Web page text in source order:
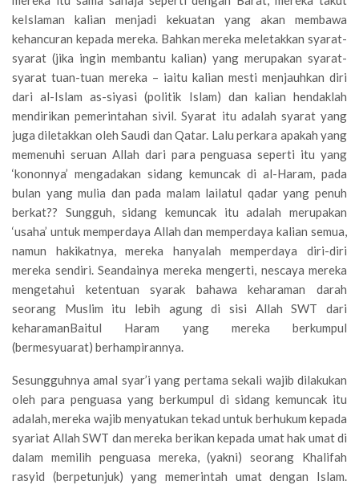
keIslaman kalian menjadi kekuatan yang akan membawa
kehancuran kepada mereka. Bahkan mereka meletakkan syarat-
syarat (jika ingin membantu kalian) yang merupakan syarat-
syarat tuan-tuan mereka – iaitu kalian mesti menjauhkan diri
dari al-Islam as-siyasi (politik Islam) dan kalian hendaklah
mendirikan pemerintahan sivil. Syarat itu adalah syarat yang
juga diletakkan oleh Saudi dan Qatar. Lalu perkara apakah yang
memenuhi seruan Allah dari para penguasa seperti itu yang
‘kononnya’ mengadakan sidang kemuncak di al-Haram, pada
bulan yang mulia dan pada malam lailatul qadar yang penuh
berkat?? Sungguh, sidang kemuncak itu adalah merupakan
‘usaha’ untuk memperdaya Allah dan memperdaya kalian semua,
namun hakikatnya, mereka hanyalah memperdaya diri-diri
mereka sendiri. Seandainya mereka mengerti, nescaya mereka
mengetahui ketentuan syarak bahawa keharaman darah
seorang Muslim itu lebih agung di sisi Allah SWT dari
keharamanBaitul Haram yang mereka berkumpul
(bermesyuarat) berhampirannya.
Sesungguhnya amal syar’i yang pertama sekali wajib dilakukan
oleh para penguasa yang berkumpul di sidang kemuncak itu
adalah, mereka wajib menyatukan tekad untuk berhukum kepada
syariat Allah SWT dan mereka berikan kepada umat hak umat di
dalam memilih penguasa mereka, (yakni) seorang Khalifah
rasyid (berpetunjuk) yang memerintah umat dengan Islam.